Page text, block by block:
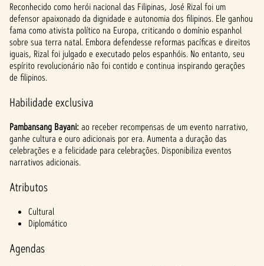
A
c
c
e
p
t
&
P
l
a
y
Reconhecido como herói nacional das Filipinas, José Rizal foi um
defensor apaixonado da dignidade e autonomia dos filipinos. Ele ganhou
fama como ativista político na Europa, criticando o domínio espanhol
sobre sua terra natal. Embora defendesse reformas pacíficas e direitos
iguais, Rizal foi julgado e executado pelos espanhóis. No entanto, seu
espírito revolucionário não foi contido e continua inspirando gerações
de filipinos.
Habilidade exclusiva
Pambansang Bayani:ao receber recompensas de um evento narrativo,
ganhe cultura e ouro adicionais por era. Aumenta a duração das
celebrações e a felicidade para celebrações. Disponibiliza eventos
narrativos adicionais.
Atributos
Cultural
Diplomático
Agendas